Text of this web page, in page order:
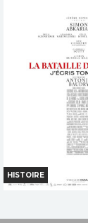
Horaires
Bande-
TOUT
HISTOIRE